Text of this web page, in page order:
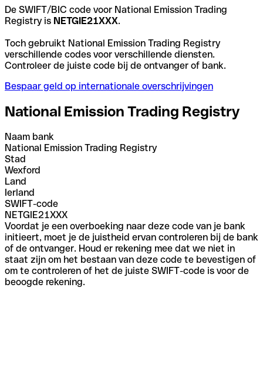
De SWIFT/BIC code voor National Emission Trading
Registry is NETGIE21XXX.
Toch gebruikt National Emission Trading Registry
verschillende codes voor verschillende diensten.
Controleer de juiste code bij de ontvanger of bank.
Bespaar geld op internationale overschrijvingen
National Emission Trading Registry
Naam bank
National Emission Trading Registry
Stad
Wexford
Land
Ierland
SWIFT-code
NETGIE21XXX
Voordat je een overboeking naar deze code van je bank
initieert, moet je de juistheid ervan controleren bij de bank
of de ontvanger. Houd er rekening mee dat we niet in
staat zijn om het bestaan van deze code te bevestigen of
om te controleren of het de juiste SWIFT-code is voor de
beoogde rekening.